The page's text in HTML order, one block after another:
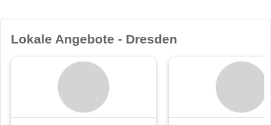
Lokale Angebote - Dresden